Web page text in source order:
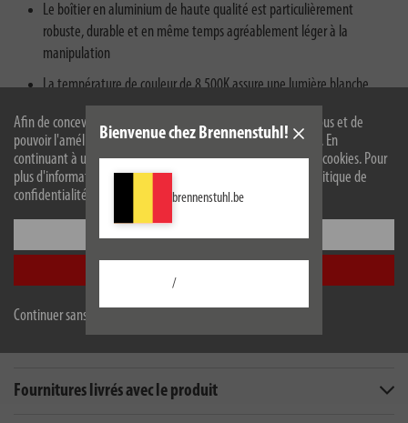
Afin de concevoir notre site web de manière optimale pour vous et de
pouvoir l'améliorer en permanence, nous utilisons des cookies. En
continuant à utiliser le site web, vous acceptez l'utilisation de cookies. Pour
plus d'informations sur les cookies, veuillez consulter notre politique de
confidentialité.
Configurer
Continuer sans accepter
Bienvenue chez Brennenstuhl!
brennenstuhl.be
/
Le boîtier en aluminium de haute qualité est particulièrement
robuste, durable et en même temps agréablement léger à la
manipulation
La température de couleur de 8.500K assure une lumière blanche
froide, claire avec une bonne visibilité
Avec une autonomie allant jusqu'à 12 heures et les piles AAA incluses
dans la livraison la lampe est immédiatement prête à l'emploi
Fournitures livrés avec le produit